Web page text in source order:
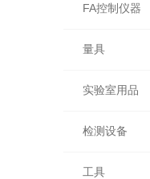
FA控制仪器
量具
实验室用品
检测设备
工具